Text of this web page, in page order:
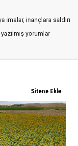
imalar, inançlara saldırı
yorumlar